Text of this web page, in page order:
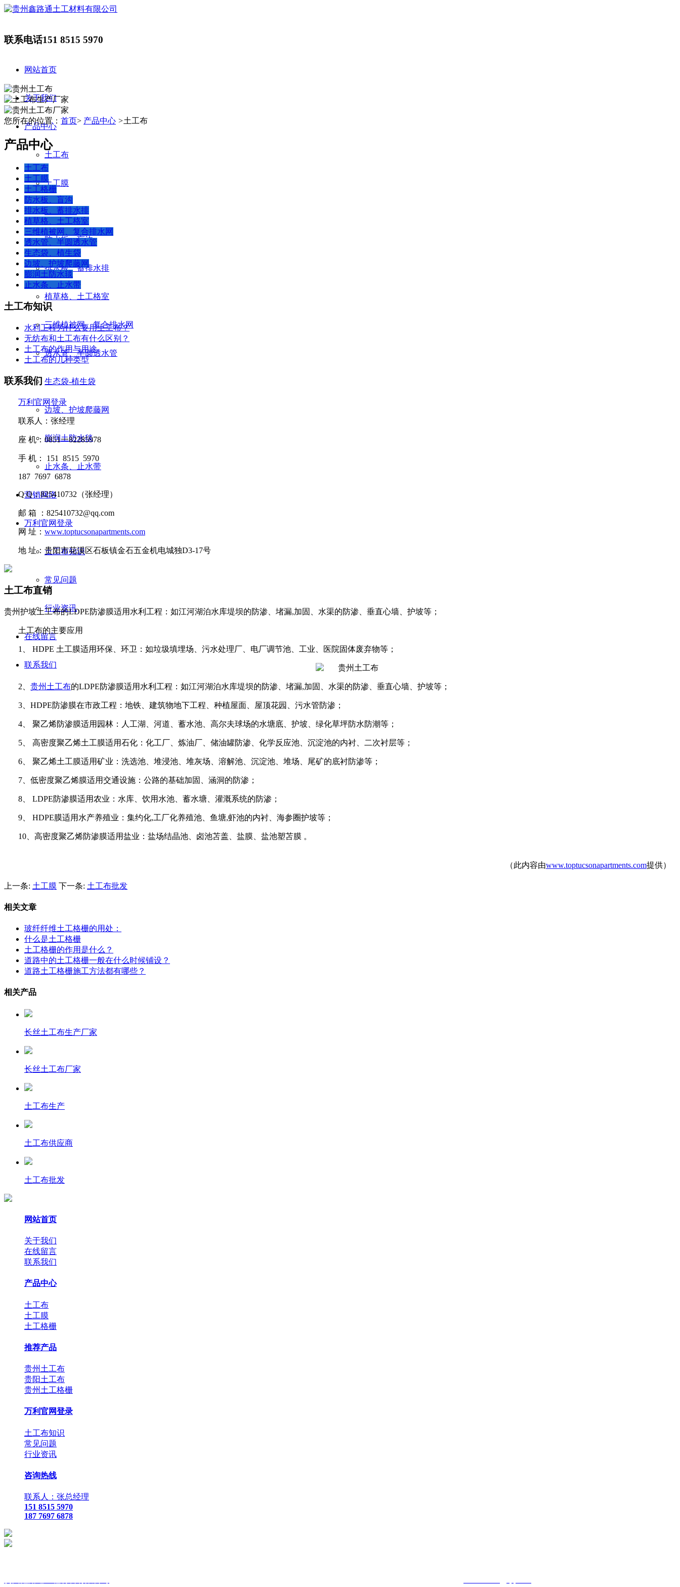
联系电话151 8515 5970
网站首页
关于我们
产品中心
土工布
土工膜
土工格栅
防水板、盲沟
排水板、蓄排水排
植草格、土工格室
三维植被网、复合排水网
透水管、半圆透水管
生态袋-植生袋
边坡、护坡爬藤网
膨润土防水毯
止水条、止水带
营销网络
万利官网登录
土工布知识
常见问题
行业资讯
在线留言
联系我们
您所在的位置： 首页> 产品中心 >土工布
产品中心
土工布
土工膜
土工格栅
防水板、盲沟
排水板、蓄排水排
植草格、土工格室
三维植被网、复合排水网
透水管、半圆透水管
生态袋、植生袋
边坡、护坡爬藤网
膨润土防水毯
止水条、止水带
土工布知识
水利工程为什么要用土工布？
无纺布和土工布有什么区别？
土工布的作用与用途
土工布的几种类型
联系我们
万利官网登录
联系人：张经理
座 机： 0851一82285978
手 机： 151 8515 5970
187 7697 6878
Q Q：825410732 （张经理）
邮 箱 ： 825410732@qq.com
网 址： www.toptucsonapartments.com
地 址：贵阳市花溪区石板镇金石五金机电城独D3-17号
土工布直销
贵州护坡土工布的LDPE防渗膜适用水利工程：如江河湖泊水库堤坝的防渗、堵漏,加固、水渠的防渗、垂直心墙、护坡等；
土工布的主要应用
1 HDPE 土工膜适用环保、环卫：如垃圾填埋场、污水处理厂、电厂调节池、工业、医院固体废弃物等；
2 贵州土工布的LDPE防渗膜适用水利工程：如江河湖泊水库堤坝的防渗、堵漏,加固、水渠的防渗、垂直心墙、护坡等；
3 HDPE防渗膜在市政工程：地铁、建筑物地下工程、种植屋面、屋顶花园、污水管防渗；
4 、 聚乙烯防渗膜适用园林：人工湖、河道、蓄水池、高尔夫球场的水塘底、护坡、绿化草坪防水防潮等；
5 、 高密度聚乙烯土工膜适用石化：化工厂、炼油厂、储油罐防渗、化学反应池、沉淀池的内衬、二次衬层等；
6 、 聚乙烯土工膜适用矿业：洗选池、堆浸池、堆灰场、溶解池、沉淀池、堆场、尾矿的底衬防渗等；
7 、低密度聚乙烯膜适用交通设施：公路的基础加固、涵洞的防渗；
8 LDPE防渗膜适用农业：水库、饮用水池、蓄水塘、灌溉系统的防渗；
9 HDPE膜适用水产养殖业：集约化,工厂化养殖池、鱼塘,虾池的内衬、海参圈护坡等；
10 、高密度聚乙烯防渗膜适用盐业：盐场结晶池、卤池苫盖、盐膜、盐池塑苫膜 。
（此内容由www.toptucsonapartments.com提供）
上一条: 土工膜 下一条: 土工布批发
相关文章
玻纤纤维土工格栅的用处：
什么是土工格栅
土工格栅的作用是什么？
道路中的土工格栅一般在什么时候铺设？
道路土工格栅施工方法都有哪些？
相关产品
长丝土工布生产厂家
长丝土工布厂家
土工布生产
土工布供应商
土工布批发
网站首页
关于我们
在线留言
联系我们
产品中心
土工布
土工膜
土工格栅
推荐产品
贵州土工布
贵阳土工布
贵州土工格栅
万利官网登录
土工布知识
常见问题
行业资讯
咨询热线
联系人：张总经理
151 8515 5970
187 7697 6878